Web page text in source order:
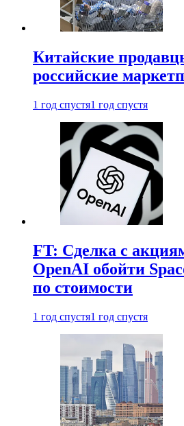
Китайские
российские
1 год спустя1 год спустя
FT: Сделка с
OpenAI обойти
по стоимости
1 год спустя1 год спустя